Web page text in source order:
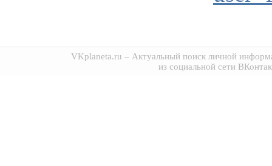
VKplaneta.ru – Актуальный поиск личной
из социальной сети